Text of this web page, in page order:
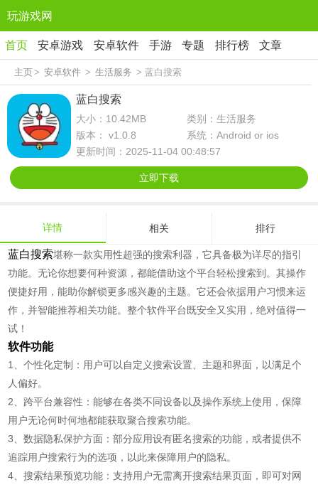
玩游戏网
首页 安卓游戏 安卓软件 手游 专题 排行榜 文章
主页> 安卓软件 > 生活服务 > 蓝白搜索
蓝白搜索
大小：10.42MB
类别：生活服务
版本： v1.0.8
系统：Android or ios
更新时间：2025-11-04 00:48:57
立即下载
详情 相关 排行
蓝白搜索堪称一款实用性超强的搜索利器，它具备极为详尽的指引
功能。无论你想要何种资源，都能借助这个平台轻松搜索到。其操作
便捷好用，能助你解锁更多感兴趣的主题。它还会依据用户习惯来运
作，并智能推荐相关功能。整个软件平台既安全又实用，绝对值得一
试！
软件功能
1、个性化定制：用户可以自定义搜索设置、主题和界面，以满足个
人偏好。
2、跨平台兼容性：能够在各类不同设备以及操作系统上使用，保障
用户无论何时何地都能获取聚合搜索功能。
3、数据隐私保护方面：部分应用设有匿名搜索的功能，或者提供不
追踪用户搜索行为的选项，以此来保障用户的隐私。
4、搜索结果预览功能：支持用户无需离开搜索结果页面，即可对网